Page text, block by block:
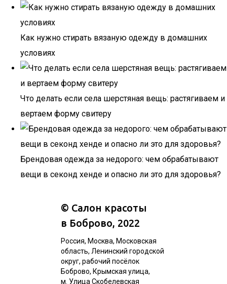
Как нужно стирать вязаную одежду в домашних
условиях
Что делать если села шерстяная вещь: растягиваем и
вертаем форму свитеру
Брендовая одежда за недорого: чем обрабатывают
вещи в секонд хенде и опасно ли это для здоровья?
© Салон красоты
в Боброво, 2022
Россия, Москва, Московская
область, Ленинский городской
округ, рабочий посёлок
Боброво, Крымская улица,
м. Улица Скобелевская